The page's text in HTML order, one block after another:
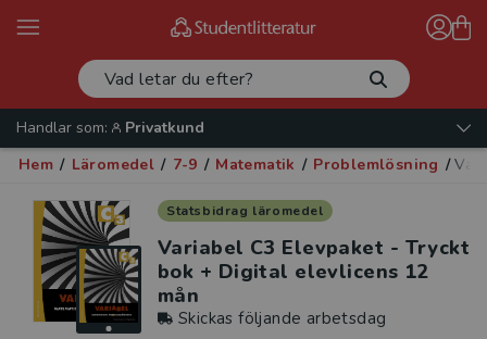
Handlar som:
Privatkund
Hem / Läromedel / 7-9 / Matematik / Problemlösning /
Statsbidrag läromedel
Variabel C3 Elevpaket - Tryckt
bok + Digital elevlicens 12
mån
Skickas följande arbetsdag